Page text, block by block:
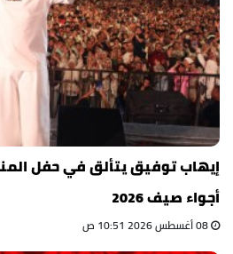
إيهاب توفيق يتألق في حفل
أجواء صيف 2026